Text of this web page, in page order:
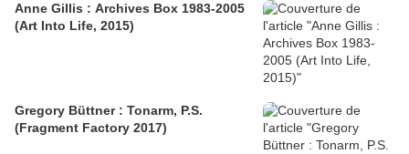
Anne Gillis : Archives Box 1983-2005
(Art Into Life, 2015)
Gregory Büttner : Tonarm, P.S.
(Fragment Factory 2017)